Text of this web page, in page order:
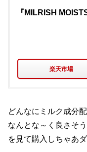
『MILRISH
楽天市場
どんなにミルク成分
なんとな～く良さそ
を見て購入しちゃあダ